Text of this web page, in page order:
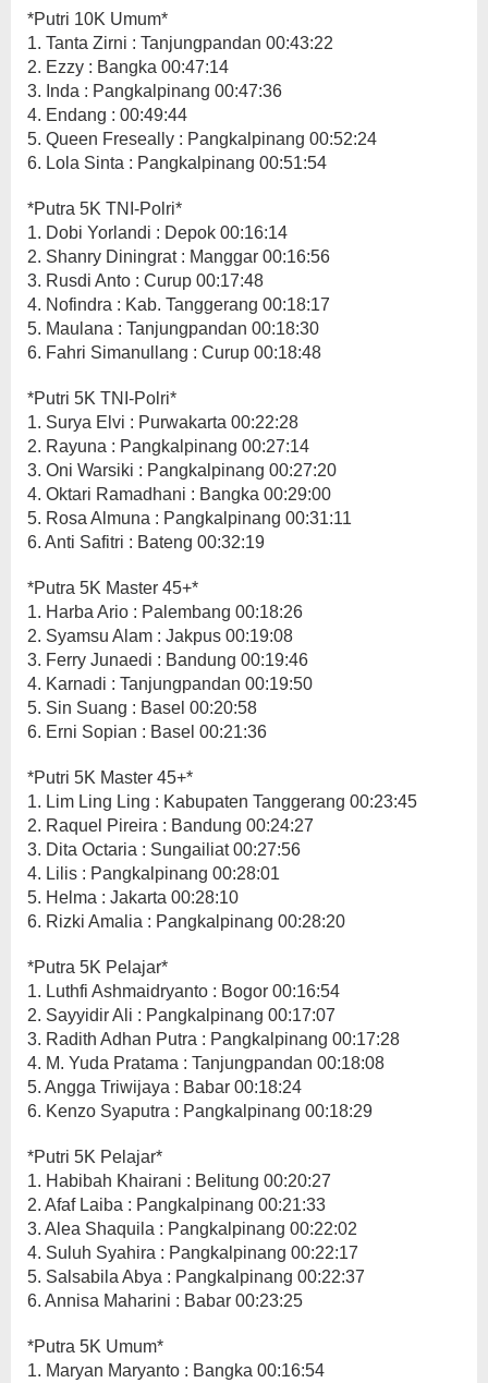
*Putri 10K Umum*
1. Tanta Zirni : Tanjungpandan 00:43:22
2. Ezzy : Bangka 00:47:14
3. Inda : Pangkalpinang 00:47:36
4. Endang : 00:49:44
5. Queen Freseally : Pangkalpinang 00:52:24
6. Lola Sinta : Pangkalpinang 00:51:54
*Putra 5K TNI-Polri*
1. Dobi Yorlandi : Depok 00:16:14
2. Shanry Diningrat : Manggar 00:16:56
3. Rusdi Anto : Curup 00:17:48
4. Nofindra : Kab. Tanggerang 00:18:17
5. Maulana : Tanjungpandan 00:18:30
6. Fahri Simanullang : Curup 00:18:48
*Putri 5K TNI-Polri*
1. Surya Elvi : Purwakarta 00:22:28
2. Rayuna : Pangkalpinang 00:27:14
3. Oni Warsiki : Pangkalpinang 00:27:20
4. Oktari Ramadhani : Bangka 00:29:00
5. Rosa Almuna : Pangkalpinang 00:31:11
6. Anti Safitri : Bateng 00:32:19
*Putra 5K Master 45+*
1. Harba Ario : Palembang 00:18:26
2. Syamsu Alam : Jakpus 00:19:08
3. Ferry Junaedi : Bandung 00:19:46
4. Karnadi : Tanjungpandan 00:19:50
5. Sin Suang : Basel 00:20:58
6. Erni Sopian : Basel 00:21:36
*Putri 5K Master 45+*
1. Lim Ling Ling : Kabupaten Tanggerang 00:23:45
2. Raquel Pireira : Bandung 00:24:27
3. Dita Octaria : Sungailiat 00:27:56
4. Lilis : Pangkalpinang 00:28:01
5. Helma : Jakarta 00:28:10
6. Rizki Amalia : Pangkalpinang 00:28:20
*Putra 5K Pelajar*
1. Luthfi Ashmaidryanto : Bogor 00:16:54
2. Sayyidir Ali : Pangkalpinang 00:17:07
3. Radith Adhan Putra : Pangkalpinang 00:17:28
4. M. Yuda Pratama : Tanjungpandan 00:18:08
5. Angga Triwijaya : Babar 00:18:24
6. Kenzo Syaputra : Pangkalpinang 00:18:29
*Putri 5K Pelajar*
1. Habibah Khairani : Belitung 00:20:27
2. Afaf Laiba : Pangkalpinang 00:21:33
3. Alea Shaquila : Pangkalpinang 00:22:02
4. Suluh Syahira : Pangkalpinang 00:22:17
5. Salsabila Abya : Pangkalpinang 00:22:37
6. Annisa Maharini : Babar 00:23:25
*Putra 5K Umum*
1. Maryan Maryanto : Bangka 00:16:54